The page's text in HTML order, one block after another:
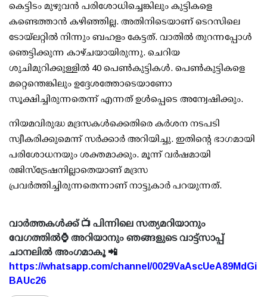
കെട്ടിടം മുഴുവന്‍ പരിശോധിച്ചെങ്കിലും കുട്ടികളെ
കണ്ടെത്താന്‍ കഴിഞ്ഞില്ല. അതിനിടെയാണ് ടെറസിലെ
ടോയ്‌ലറ്റില്‍ നിന്നും ബഹളം കേട്ടത്. വാതില്‍ തുറന്നപ്പോള്‍
ഞെട്ടിക്കുന്ന കാഴ്ചയായിരുന്നു. ചെറിയ
ശുചിമുറിക്കുള്ളില്‍ 40 പെണ്‍കുട്ടികള്‍. പെണ്‍കുട്ടികളെ
മറ്റെന്തെങ്കിലും ഉദ്ദേശത്തോടെയാണോ
സൂക്ഷിച്ചിരുന്നതെന്ന് എന്നത് ഉള്‍പ്പെടെ അന്വേഷിക്കും.
നിയമവിരുദ്ധ മദ്രസകള്‍ക്കെതിരെ കര്‍ശന നടപടി
സ്വീകരിക്കുമെന്ന് സര്‍ക്കാര്‍ അറിയിച്ചു. ഇതിന്റെ ഭാഗമായി
പരിശോധനയും ശക്തമാക്കും. മൂന്ന് വര്‍ഷമായി
രജിസ്ട്രേഷനില്ലാതെയാണ് മദ്രസ
പ്രവര്‍ത്തിച്ചിരുന്നതെന്നാണ് നാട്ടുകാര്‍ പറയുന്നത്.
വാർത്തകൾക്ക് 📺 പിന്നിലെ സത്യമറിയാനും
വേഗത്തിൽ⌚ അറിയാനും ഞങ്ങളുടെ വാട്ട്സാപ്പ്
ചാനലിൽ അംഗമാകൂ 📲
https://whatsapp.com/channel/0029VaAscUeA89MdGi
BAUc26